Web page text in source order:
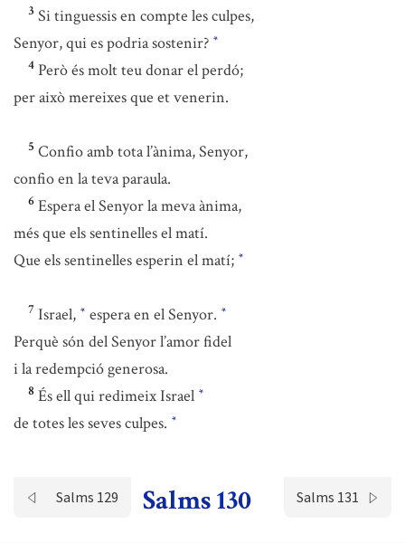
3 Si tinguessis en compte les culpes,
Senyor, qui es podria sostenir? *
4 Però és molt teu donar el perdó;
per això mereixes que et venerin.
5 Confio amb tota l’ànima, Senyor,
confio en la teva paraula.
6 Espera el Senyor la meva ànima,
més que els sentinelles el matí.
Que els sentinelles esperin el matí; *
7 Israel, * espera en el Senyor. *
Perquè són del Senyor l’amor fidel
i la redempció generosa.
8 És ell qui redimeix Israel *
de totes les seves culpes. *
Salms 129 Salms 130 Salms 131